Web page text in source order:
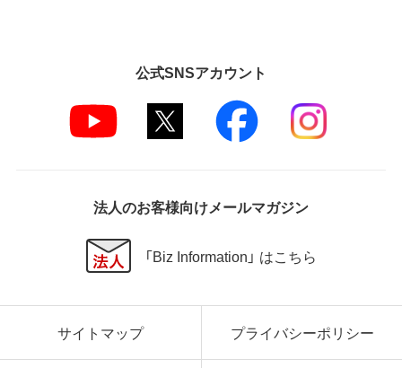
公式SNSアカウント
法人のお客様向けメールマガジン
「Biz Information」 はこちら
サイトマップ プライバシーポリシー